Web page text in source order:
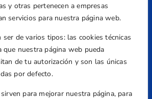
y otras pertenecen a empresas
servicios para nuestra página web.
ser de varios tipos: las cookies técnicas
que nuestra página web pueda
de tu autorización y son las únicas
por defecto.
para mejorar nuestra página, para
Aviso Legal
Política de Privacidad
Transparencia
Normativa
Federación
Revista